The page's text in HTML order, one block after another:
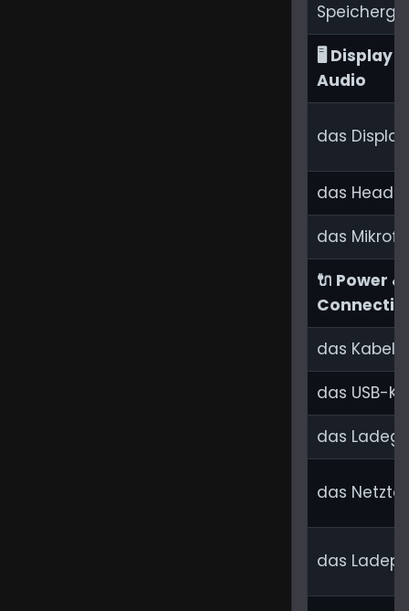
🖥️ Display &
Audio
das Display
das
das
🔌 Power &
das Kabel
das USB-
das
das Netzteil
das